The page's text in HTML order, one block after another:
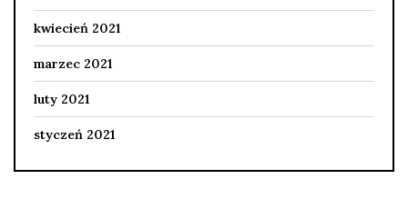
kwiecień 2021
marzec 2021
luty 2021
styczeń 2021